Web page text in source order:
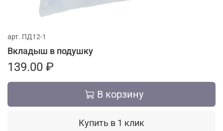
арт. ПД12-1
Вкладыш в подушку
139.00 ₽
В корзину
Купить в 1 клик